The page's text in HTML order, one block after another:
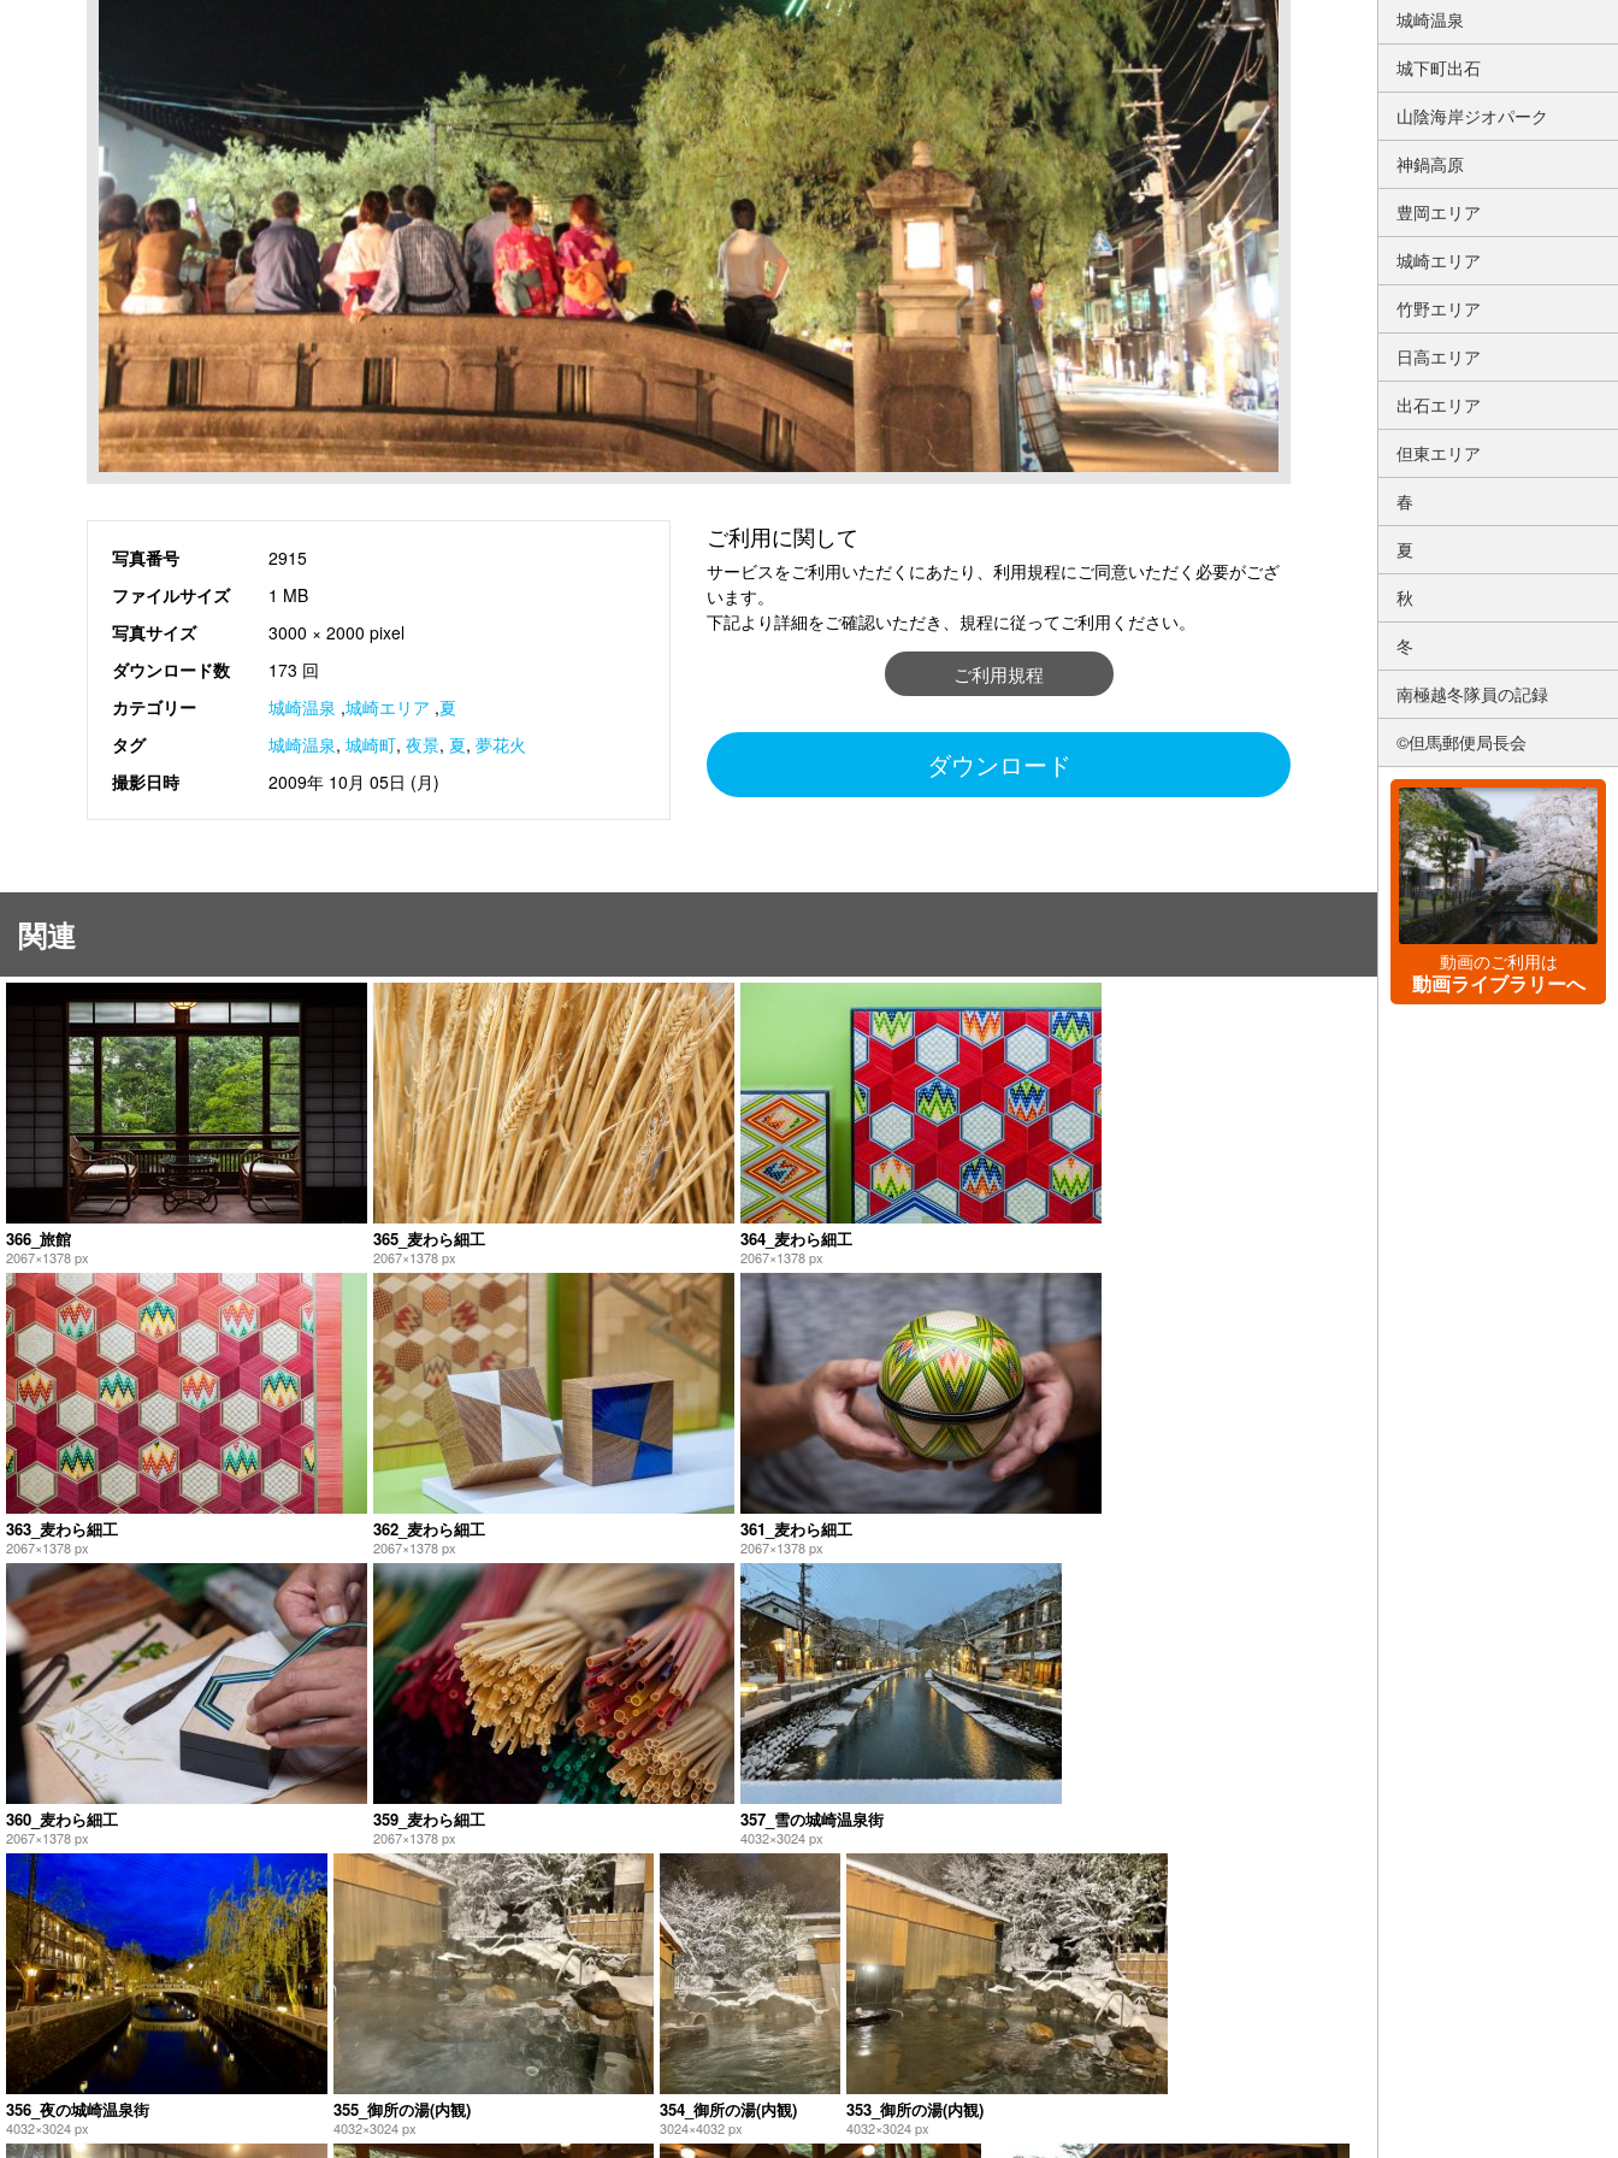
写真番号
2915
ファイルサイズ
1 MB
写真サイズ
3000 × 2000 pixel
ダウンロード数
173 回
カテゴリー
城崎温泉 ,城崎エリア ,夏
タグ
城崎温泉, 城崎町, 夜景, 夏, 夢花火
撮影日時
2009年 10月 05日 (月)
ご利用に関して
サービスをご利用いただくにあたり、利用規程にご同意いただく必要がござ
います。
下記より詳細をご確認いただき、規程に従ってご利用ください。
ご利用規程
ダウンロード
関連
366_旅館
2067×1378 px
365_麦わら細工
2067×1378 px
364_麦わら細工
2067×1378 px
363_麦わら細工
2067×1378 px
362_麦わら細工
2067×1378 px
361_麦わら細工
2067×1378 px
360_麦わら細工
2067×1378 px
359_麦わら細工
2067×1378 px
357_雪の城崎温泉街
4032×3024 px
356_夜の城崎温泉街
4032×3024 px
355_御所の湯(内観)
4032×3024 px
354_御所の湯(内観)
3024×4032 px
353_御所の湯(内観)
4032×3024 px
城崎温泉
城下町出石
山陰海岸ジオパーク
神鍋高原
豊岡エリア
城崎エリア
竹野エリア
日高エリア
出石エリア
但東エリア
春
夏
秋
冬
南極越冬隊員の記録
©但馬郵便局長会
動画のご利用は
動画ライブラリーへ